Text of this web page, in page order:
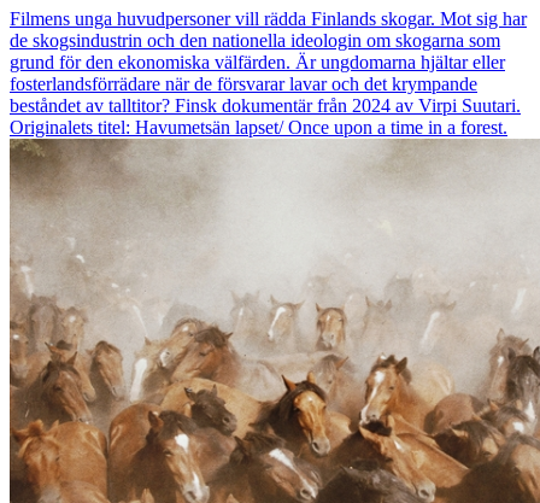
Filmens unga huvudpersoner vill rädda Finlands skogar. Mot sig har
de skogsindustrin och den nationella ideologin om skogarna som
grund för den ekonomiska välfärden. Är ungdomarna hjältar eller
fosterlandsförrädare när de försvarar lavar och det krympande
beståndet av talltitor? Finsk dokumentär från 2024 av Virpi Suutari.
Originalets titel: Havumetsän lapset/ Once upon a time in a forest.